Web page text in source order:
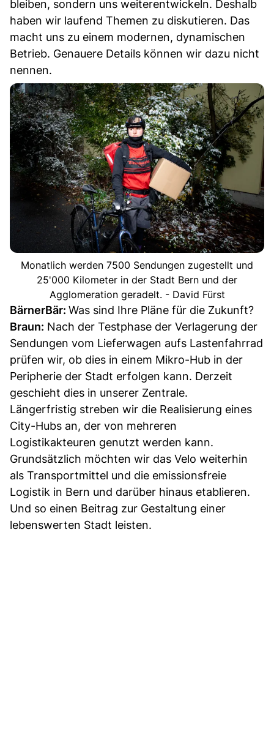
bleiben, sondern uns weiterentwickeln. Deshalb
haben wir laufend Themen zu diskutieren. Das
macht uns zu einem modernen, dynamischen
Betrieb. Genauere Details können wir dazu nicht
nennen.
Monatlich werden 7500 Sendungen zugestellt und
25'000 Kilometer in der Stadt Bern und der
Agglomeration geradelt. - David Fürst
BärnerBär: Was sind Ihre Pläne für die Zukunft?
Braun: Nach der Testphase der Verlagerung der
Sendungen vom Lieferwagen aufs Lastenfahrrad
prüfen wir, ob dies in einem Mikro-Hub in der
Peripherie der Stadt erfolgen kann. Derzeit
geschieht dies in unserer Zentrale.
Längerfristig streben wir die Realisierung eines
City-Hubs an, der von mehreren
Logistikakteuren genutzt werden kann.
Grundsätzlich möchten wir das Velo weiterhin
als Transportmittel und die emissionsfreie
Logistik in Bern und darüber hinaus etablieren.
Und so einen Beitrag zur Gestaltung einer
lebenswerten Stadt leisten.